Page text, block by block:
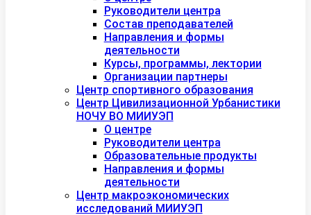
Руководители центра
Состав преподавателей
Направления и формы
деятельности
Курсы, программы, лектории
Организации партнеры
Центр спортивного образования
Центр Цивилизационной Урбанистики
НОЧУ ВО МИИУЭП
О центре
Руководители центра
Образовательные продукты
Направления и формы
деятельности
Центр макроэкономических
исследований МИИУЭП